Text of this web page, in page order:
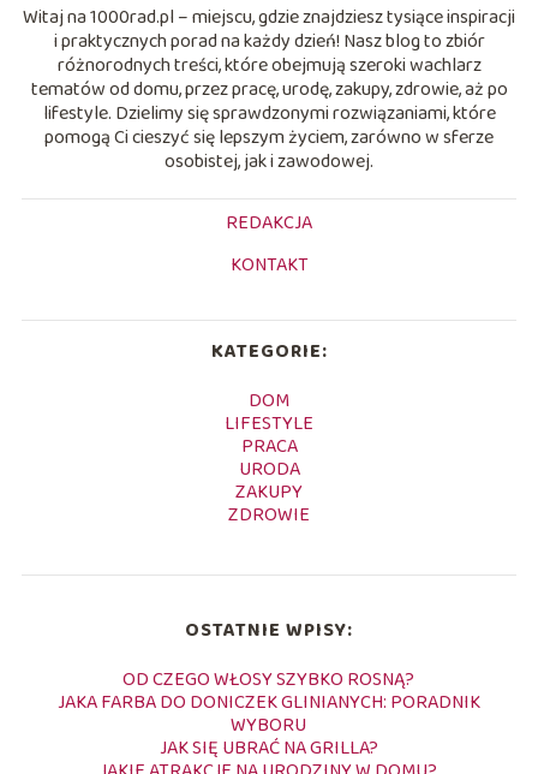
Witaj na 1000rad.pl – miejscu, gdzie znajdziesz tysiące inspiracji
i praktycznych porad na każdy dzień! Nasz blog to zbiór
różnorodnych treści, które obejmują szeroki wachlarz
tematów od domu, przez pracę, urodę, zakupy, zdrowie, aż po
lifestyle. Dzielimy się sprawdzonymi rozwiązaniami, które
pomogą Ci cieszyć się lepszym życiem, zarówno w sferze
osobistej, jak i zawodowej.
REDAKCJA
KONTAKT
KATEGORIE:
DOM
LIFESTYLE
PRACA
URODA
ZAKUPY
ZDROWIE
OSTATNIE WPISY:
OD CZEGO WŁOSY SZYBKO ROSNĄ?
JAKA FARBA DO DONICZEK GLINIANYCH: PORADNIK
WYBORU
JAK SIĘ UBRAĆ NA GRILLA?